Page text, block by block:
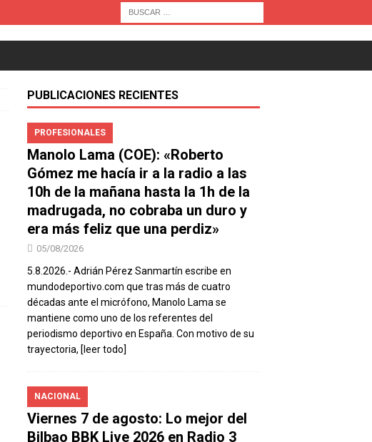
PUBLICACIONES RECIENTES
PROFESIONALES
Manolo Lama (COE): «Roberto
Gómez me hacía ir a la radio a las
10h de la mañana hasta la 1h de la
madrugada, no cobraba un duro y
era más feliz que una perdiz»
05/08/2026
5.8.2026.- Adrián Pérez Sanmartín escribe en
mundodeportivo.com que tras más de cuatro
décadas ante el micrófono, Manolo Lama se
mantiene como uno de los referentes del
periodismo deportivo en España. Con motivo de su
trayectoria, [leer todo]
NACIONAL
Viernes 7 de agosto: Lo mejor del
Bilbao BBK Live 2026 en Radio 3